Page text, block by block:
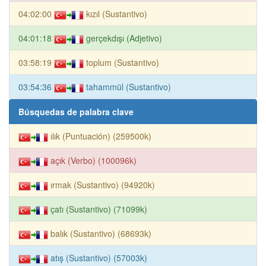
04:02:00 kızıl (Sustantivo)
04:01:18 gerçekdışı (Adjetivo)
03:58:19 toplum (Sustantivo)
03:54:36 tahammül (Sustantivo)
Búsquedas de palabra clave
ılık (Puntuación) (259500k)
açık (Verbo) (100096k)
ırmak (Sustantivo) (94920k)
çatı (Sustantivo) (71099k)
balık (Sustantivo) (68693k)
atış (Sustantivo) (57003k)